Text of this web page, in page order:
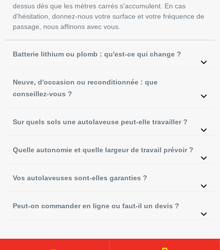
dessus dès que les mètres carrés s'accumulent. En cas
d'hésitation, donnez-nous votre surface et votre fréquence de
passage, nous affinons avec vous.
Batterie lithium ou plomb : qu'est-ce qui change ?
Neuve, d'occasion ou reconditionnée : que
conseillez-vous ?
Sur quels sols une autolaveuse peut-elle travailler ?
Quelle autonomie et quelle largeur de travail prévoir ?
Vos autolaveuses sont-elles garanties ?
Peut-on commander en ligne ou faut-il un devis ?